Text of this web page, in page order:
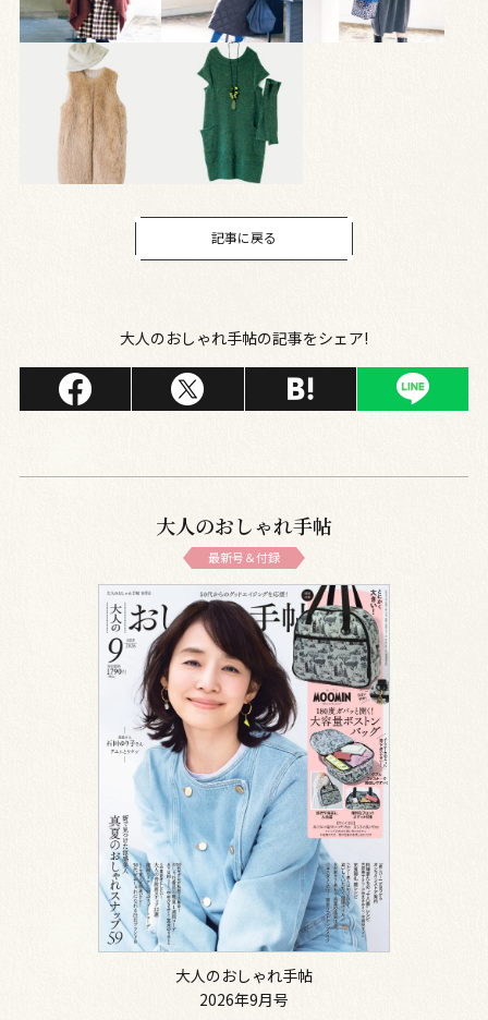
記事に戻る
大人のおしゃれ手帖の記事をシェア!
大人のおしゃれ手帖
最新号＆付録
大人のおしゃれ手帖
2026年9月号